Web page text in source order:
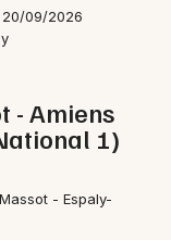
09/2026
- Amiens
1)
- Espaly-